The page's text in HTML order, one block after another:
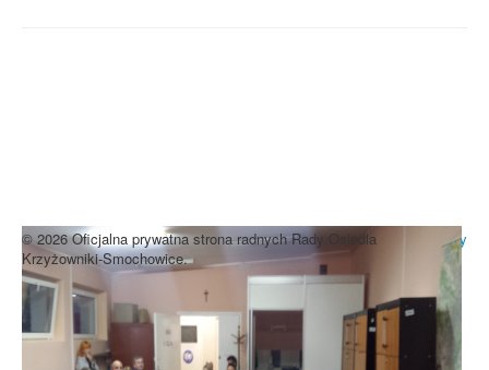
Do góry
© 2026 Oficjalna prywatna strona radnych Rady Osiedla
Krzyżowniki-Smochowice.